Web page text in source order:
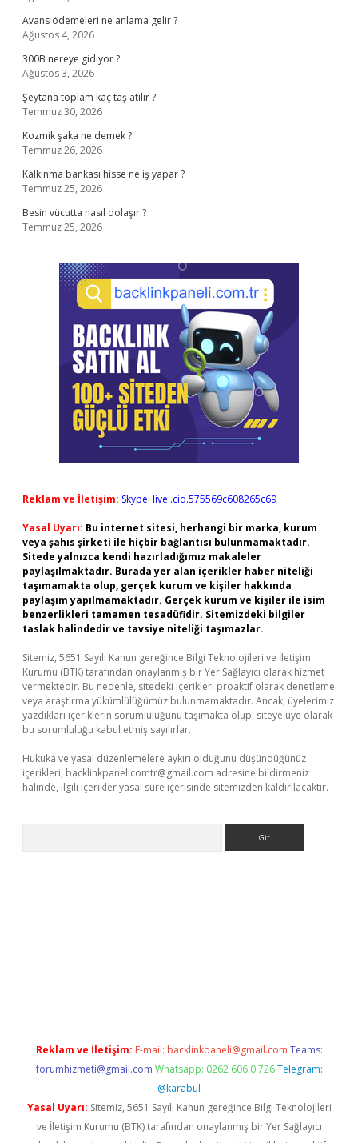
Avans ödemeleri ne anlama gelir ?
Ağustos 4, 2026
300B nereye gidiyor ?
Ağustos 3, 2026
Şeytana toplam kaç taş atılır ?
Temmuz 30, 2026
Kozmik şaka ne demek ?
Temmuz 26, 2026
Kalkınma bankası hisse ne iş yapar ?
Temmuz 25, 2026
Besin vücutta nasıl dolaşır ?
Temmuz 25, 2026
Reklam ve İletişim: Skype: live:.cid.575569c608265c69
Yasal Uyarı: Bu internet sitesi, herhangi bir marka, kurum
veya şahıs şirketi ile hiçbir bağlantısı bulunmamaktadır.
Sitede yalnızca kendi hazırladığımız makaleler
paylaşılmaktadır. Burada yer alan içerikler haber niteliği
taşımamakta olup, gerçek kurum ve kişiler hakkında
paylaşım yapılmamaktadır. Gerçek kurum ve kişiler ile isim
benzerlikleri tamamen tesadüfidir. Sitemizdeki bilgiler
taslak halindedir ve tavsiye niteliği taşımazlar.
Sitemiz, 5651 Sayılı Kanun gereğince Bilgi Teknolojileri ve İletişim
Kurumu (BTK) tarafından onaylanmış bir Yer Sağlayıcı olarak hizmet
vermektedir. Bu nedenle, sitedeki içerikleri proaktif olarak denetleme
veya araştırma yükümlülüğümüz bulunmamaktadır. Ancak, üyelerimiz
yazdıkları içeriklerin sorumluluğunu taşımakta olup, siteye üye olarak
bu sorumluluğu kabul etmiş sayılırlar.
Hukuka ve yasal düzenlemelere aykırı olduğunu düşündüğünüz
içerikleri, backlinkpanelicomtr@gmail.com adresine bildirmeniz
halinde, ilgili içerikler yasal süre içerisinde sitemizden kaldırılacaktır.
Reklam ve İletişim: E-mail: backlinkpaneli@gmail.com Teams:
forumhizmeti@gmail.com Whatsapp: 0262 606 0 726 Telegram:
@karabul
Yasal Uyarı: Sitemiz, 5651 Sayılı Kanun gereğince Bilgi Teknolojileri
ve İletişim Kurumu (BTK) tarafından onaylanmış bir Yer Sağlayıcı